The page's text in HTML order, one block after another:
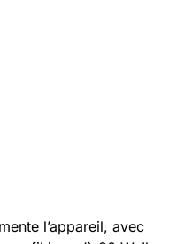
l’appareil, avec